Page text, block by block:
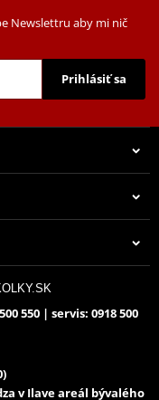
Newslettru aby mi nič
Prihlásiť sa
550 | servis: 0918 500
v Ilave areál bývalého